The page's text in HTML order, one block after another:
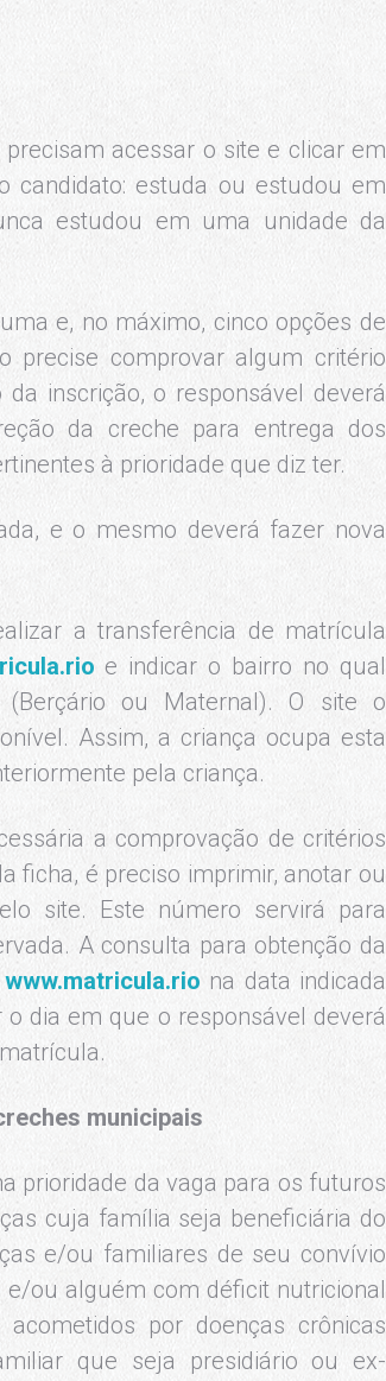
acessar o site e clicar em
candidato: estuda ou estudou em
estudou em uma unidade da
e, no máximo, cinco opções de
precise comprovar algum critério
inscrição, o responsável deverá
da creche para entrega dos
à prioridade que diz ter.
e o mesmo deverá fazer nova
a transferência de matrícula
e indicar o bairro no qual
ou Maternal). O site o
Assim, a criança ocupa esta
pela criança.
a comprovação de critérios
ficha, é preciso imprimir, anotar ou
site. Este número servirá para
A consulta para obtenção da
www.matricula.rio na data indicada
dia em que o responsável deverá
municipais
prioridade da vaga para os futuros
cuja família seja beneficiária do
e/ou familiares de seu convívio
ou alguém com déficit nutricional
por doenças crônicas
que seja presidiário ou ex-